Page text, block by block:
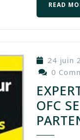
READ
24 juin
0
OFC